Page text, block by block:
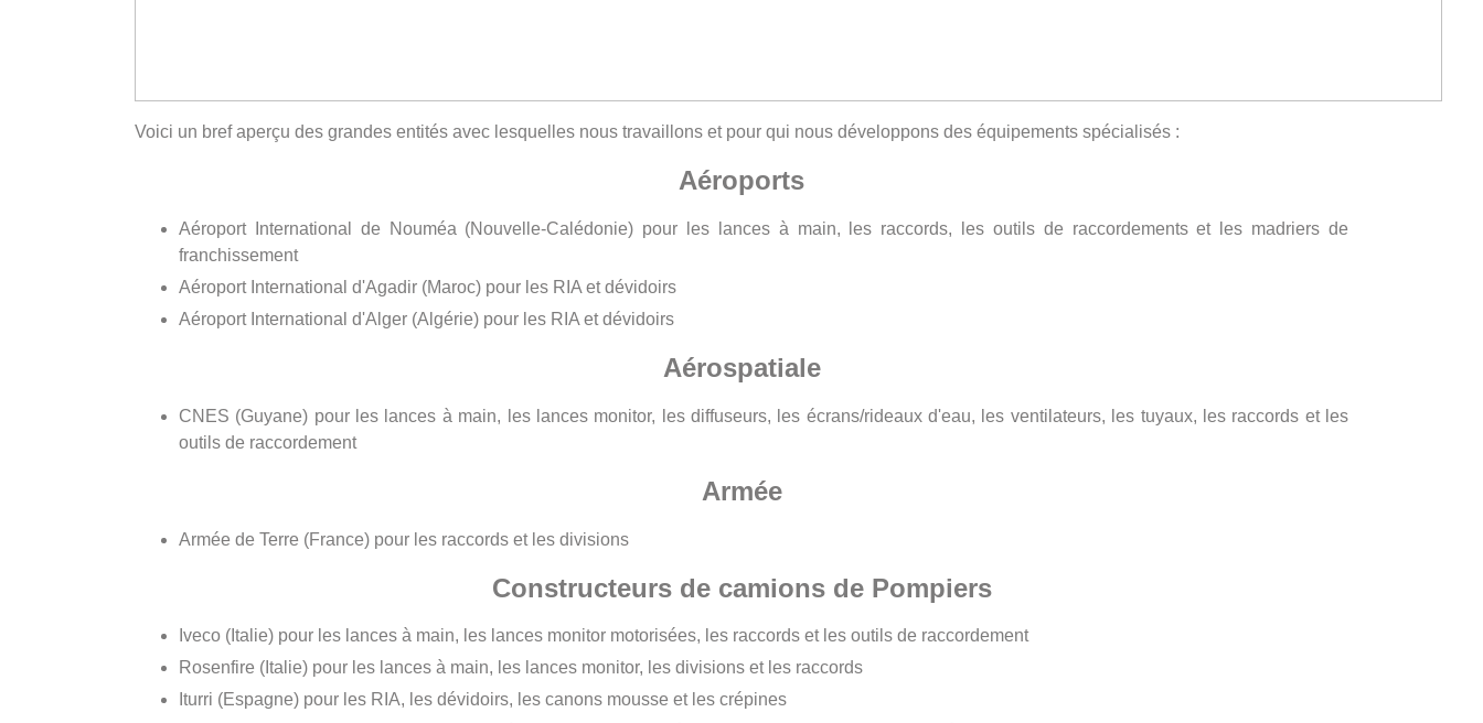
Voici un bref aperçu des grandes entités avec lesquelles nous travaillons et pour qui nous développons des équipements spécialisés :
Aéroports
Aéroport International de Nouméa (Nouvelle-Calédonie) pour les lances à main, les raccords, les outils de raccordements et les madriers de
franchissement
Aéroport International d'Agadir (Maroc) pour les RIA et dévidoirs
Aéroport International d'Alger (Algérie) pour les RIA et dévidoirs
Aérospatiale
CNES (Guyane) pour les lances à main, les lances monitor, les diffuseurs, les écrans/rideaux d'eau, les ventilateurs, les tuyaux, les raccords et les
outils de raccordement
Armée
Armée de Terre (France) pour les raccords et les divisions
Constructeurs de camions de Pompiers
Iveco (Italie) pour les lances à main, les lances monitor motorisées, les raccords et les outils de raccordement
Rosenfire (Italie) pour les lances à main, les lances monitor, les divisions et les raccords
Iturri (Espagne) pour les RIA, les dévidoirs, les canons mousse et les crépines